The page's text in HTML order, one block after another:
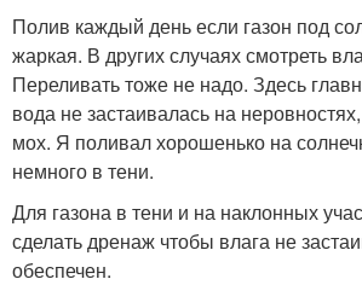
Полив каждый день если газон под
жаркая. В других случаях смотреть
Переливать тоже не надо. Здесь
вода не застаивалась на
мох. Я поливал хорошенько на
немного в тени.
Для газона в тени и на наклонных
сделать дренаж чтобы влага не
обеспечен.